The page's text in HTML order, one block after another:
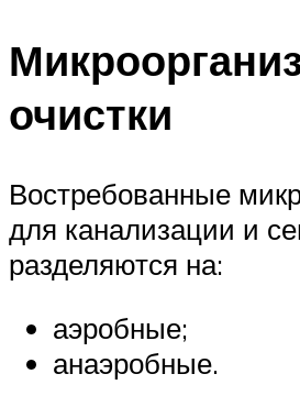
очистки
Востребованные
для канализации и
разделяются на:
аэробные;
анаэробные.